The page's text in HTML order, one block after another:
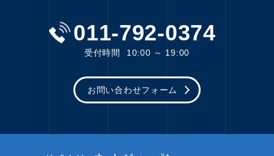
011-792-0374
受付時間 10:00 ～ 19:00
お問い合わせフォーム